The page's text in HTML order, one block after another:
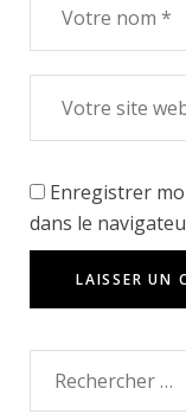
Enregistrer
dans le